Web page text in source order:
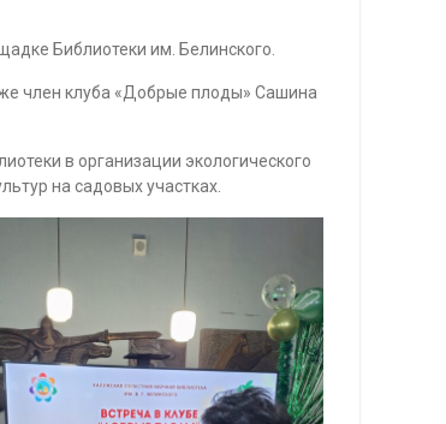
Библиотеки им. Белинского.
член клуба «Добрые плоды» Сашина
в организации экологического
на садовых участках.